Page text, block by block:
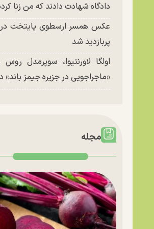
دادگاه شهادت دادند که من زنا
عکس همسر ارسطوی پایتخت
پربازدید شد
اولگا لاورنتیوا، سوپرمدل روس
«ماجراجویی در جزیره جیمز باند»
مجله